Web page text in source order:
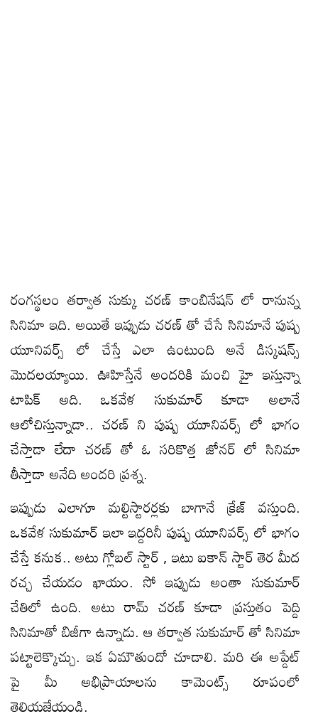
రంగస్థలం తర్వాత సుక్కు చరణ్ కాంబినేషన్ లో రానున్న
సినిమా ఇది. అయితే ఇప్పుడు చరణ్ తో చేసే సినిమానే పుష్ప
యూనివర్స్ లో చేస్తే ఎలా ఉంటుంది అనే డిస్కషన్స్
మొదలయ్యాయి. ఊహిస్తేనే అందరికి మంచి హై ఇస్తున్నా
టాపిక్ అది. ఒకవేళ సుకుమార్ కూడా అలానే
ఆలోచిస్తున్నాడా.. చరణ్ ని పుష్ప యూనివర్స్ లో భాగం
చేస్తాడా లేదా చరణ్ తో ఓ సరికొత్త జోనర్ లో సినిమా
తీస్తాడా అనేది అందరి ప్రశ్న.
ఇప్పుడు ఎలాగూ మల్టిస్టారర్లకు బాగానే క్రేజ్ వస్తుంది.
ఒకవేళ సుకుమార్ ఇలా ఇద్దరినీ పుష్ప యూనివర్స్ లో భాగం
చేస్తే కనుక.. అటు గ్లోబల్ స్టార్ , ఇటు ఐకాన్ స్టార్ తెర మీద
రచ్చ చేయడం ఖాయం. సో ఇప్పుడు అంతా సుకుమార్
చేతిలో ఉంది. అటు రామ్ చరణ్ కూడా ప్రస్తుతం పెద్ది
సినిమాతో బిజీగా ఉన్నాడు. ఆ తర్వాత సుకుమార్ తో సినిమా
పట్టాలెక్కొచ్చు. ఇక ఏమౌతుందో చూడాలి. మరి ఈ అప్డేట్
పై మీ అభిప్రాయాలను కామెంట్స్ రూపంలో
తెలియజేయండి.